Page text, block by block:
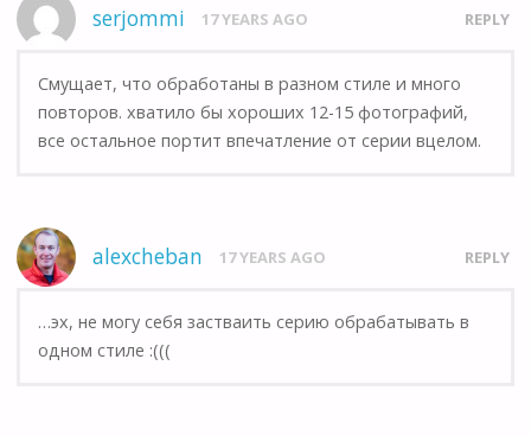
serjommi 17 YEARS AGO REPLY
Смущает, что обработаны в разном стиле и много
повторов. хватило бы хороших 12-15 фотографий,
все остальное портит впечатление от серии вцелом.
alexcheban 17 YEARS AGO REPLY
…эх, не могу себя застваить серию обрабатывать в
одном стиле :(((